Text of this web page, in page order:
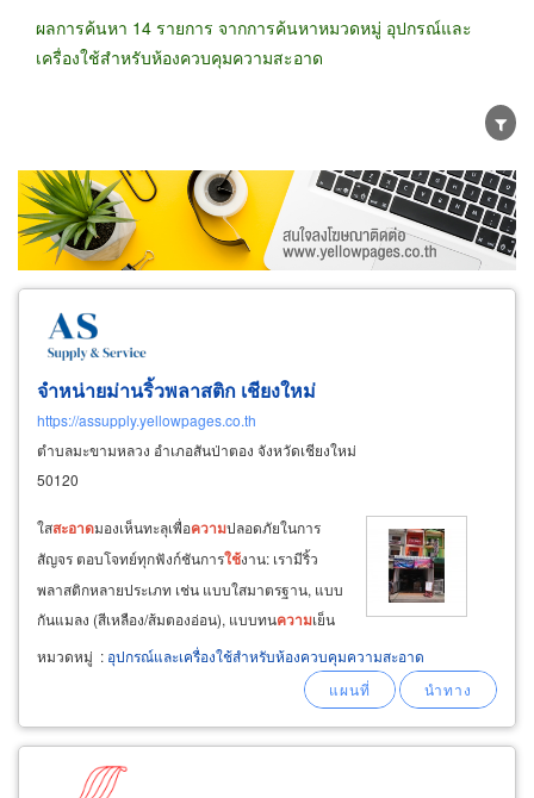
ผลการค้นหา 14 รายการ จากการค้นหาหมวดหมู่ อุปกรณ์และ
เครื่องใช้สำหรับห้องควบคุมความสะอาด
ขายส่ง ขายปลีก ผู้ผลิต
ตัวแทนจัดจำหน่าย
ผู้ส่งออก/นำเข้า
ธุรกิจบริการ
จำหน่ายม่านริ้วพลาสติก เชียงใหม่
https://assupply.yellowpages.co.th
ตำบลมะขามหลวง อำเภอสันป่าตอง จังหวัดเชียงใหม่
50120
ใสสะอาดมองเห็นทะลุเพื่อความปลอดภัยในการ
สัญจร ตอบโจทย์ทุกฟังก์ชันการใช้งาน: เรามีริ้ว
พลาสติกหลายประเภท เช่น แบบใสมาตรฐาน, แบบ
กันแมลง (สีเหลือง/ส้มตองอ่อน), แบบทนความเย็น
จัด (สำหรับ ห้องแช่แข็ง)และแบบกันกระแทก (มีสัน
นูน) บริการยืดหยุ่น รองรับทุกขนาด: เราจำหน่าย
ปรับปรุงจุดย่อย
หมวดหมู่ : อุปกรณ์และเครื่องใช้สำหรับห้องควบคุมความสะอาด